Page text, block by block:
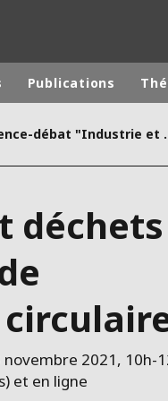
Dans le
AMÉRIQUE
Publications
Conférence-débat
déchets
2021, 10h-
et en ligne